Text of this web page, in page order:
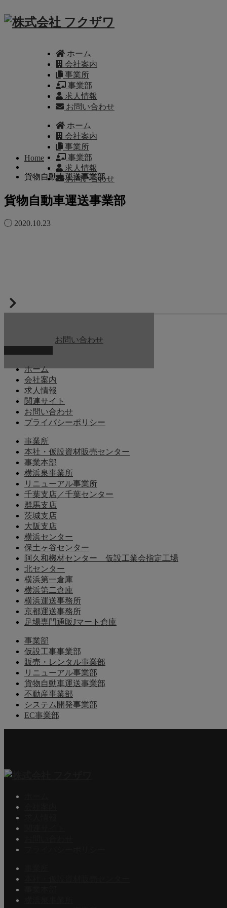
ホーム
会社案内
事業所
事業部
求人情報
お問い合わせ
ホーム
会社案内
事業所
事業部
求人情報
お問い合わせ
Home
貨物自動車運送事業部
貨物自動車運送事業部
2020.10.23
お問い合わせ
ホーム
会社案内
求人情報
関連サイト
お問い合わせ
プライバシーポリシー
事業所
本社・仮設資材販売センター
事業本部
横浜泉事業所
リニューアル事業所
千葉支店／千葉センター
群馬支店
茨城支店
大阪支店
横浜センター
保土ヶ谷センター
阿久和機材センター 仮設工業会指定工場
北センター
横浜第一倉庫
横浜第二倉庫
横浜運送事務所
京都運送事務所
足場専門通販Jマート倉庫
事業部
仮設工事事業部
販売・レンタル事業部
リニューアル事業部
貨物自動車運送事業部
不動産事業部
システム開発事業部
EC事業部